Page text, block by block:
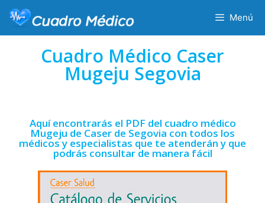
Menú
Cuadro Médico Caser
Mugeju Segovia
Aquí encontrarás el PDF del cuadro médico
Mugeju de Caser de Segovia con todos los
médicos y especialistas que te atenderán y que
podrás consultar de manera fácil